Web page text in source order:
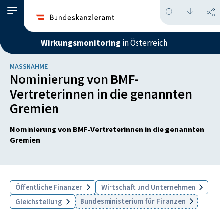
Wirkungsmonitoring in Österreich
MASSNAHME
Nominierung von BMF-
Vertreterinnen in die genannten
Gremien
Nominierung von BMF-Vertreterinnen in die genannten
Gremien
Öffentliche Finanzen
Wirtschaft und Unternehmen
Gleichstellung
Bundesministerium für Finanzen